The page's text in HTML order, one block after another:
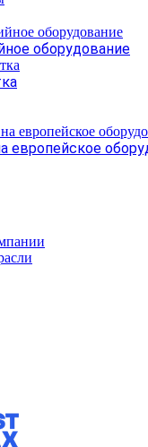
оборудование
европейское